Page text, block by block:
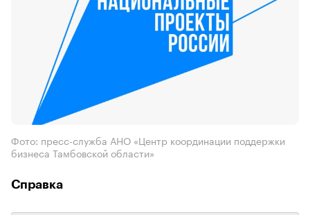
Фото: пресс-служба АНО «Центр координации поддержки
бизнеса Тамбовской области»
Справка